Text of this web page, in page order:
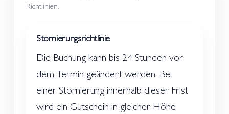
Richtlinien.
Stornierungsrichtlinie
Die Buchung kann bis 24 Stunden vor
dem Termin geändert werden. Bei
einer Stornierung innerhalb dieser Frist
wird ein Gutschein in gleicher Höhe